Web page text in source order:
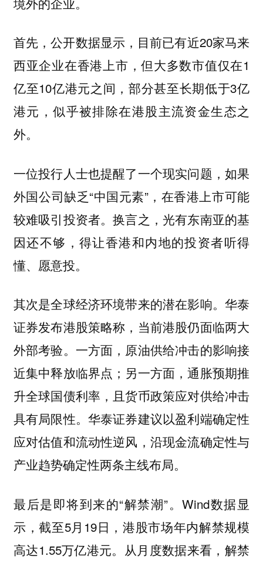
首先，公开数据显示，目前已有近20家马来
西亚企业在香港上市，但大多数市值仅在1
亿至10亿港元之间，部分甚至长期低于3亿
港元，似乎被排除在港股主流资金生态之
外。
一位投行人士也提醒了一个现实问题，如果
外国公司缺乏“中国元素”，在香港上市可能
较难吸引投资者。换言之，光有东南亚的基
因还不够，得让香港和内地的投资者听得
懂、愿意投。
其次是全球经济环境带来的潜在影响。华泰
证券发布港股策略称，当前港股仍面临两大
外部考验。一方面，原油供给冲击的影响接
近集中释放临界点；另一方面，通胀预期推
升全球国债利率，且货币政策应对供给冲击
具有局限性。华泰证券建议以盈利端确定性
应对估值和流动性逆风，沿现金流确定性与
产业趋势确定性两条主线布局。
最后是即将到来的“解禁潮”。Wind数据显
示，截至5月19日，港股市场年内解禁规模
高达1.55万亿港元。从月度数据来看，解禁